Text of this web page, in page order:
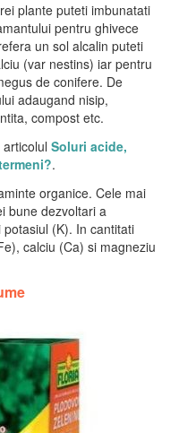
plante puteti imbunatati
pentru ghivece
un sol alcalin puteti
(var nestins) iar pentru
de conifere. De
adaugand nisip,
compost etc.
Soluri acide,
.
organice. Cele mai
bune dezvoltari a
(K). In cantitati
calciu (Ca) si magneziu